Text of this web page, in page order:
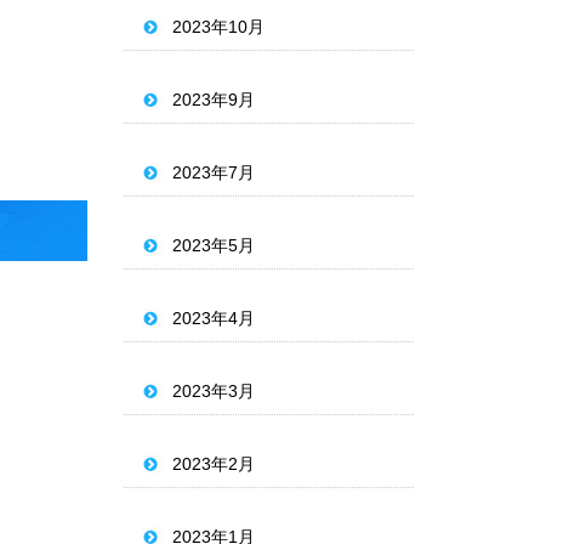
2023年10月
2023年9月
2023年7月
2023年5月
2023年4月
2023年3月
2023年2月
2023年1月